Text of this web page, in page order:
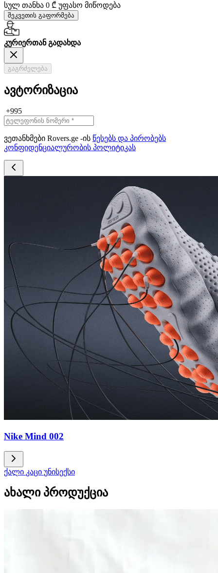
სულ თანხა 0 ₾ უფასო მიწოდება
შეკვეთის გაფორმება
კურიერთან გადახდა
გაგრძელება
ავტორიზაცია
+995
ვეთანხმები Rovers.ge -ის წესებს და პირობებს
კონფიდენციალურობის პოლიტიკას
Nike Mind 002
ქალი კაცი უნისექსი
ახალი პროდუქცია